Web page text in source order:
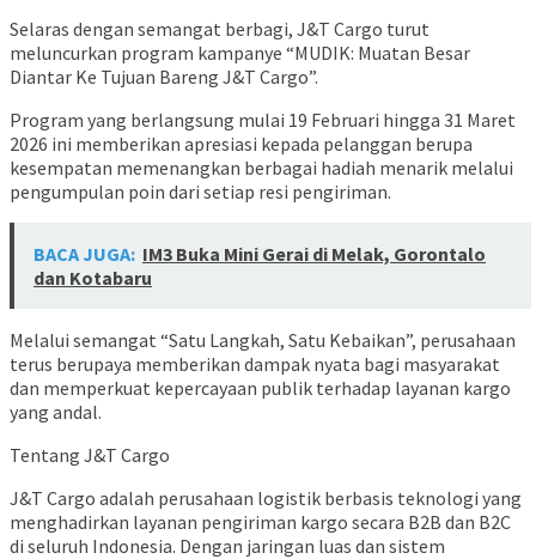
Selaras dengan semangat berbagi, J&T Cargo turut
meluncurkan program kampanye “MUDIK: Muatan Besar
Diantar Ke Tujuan Bareng J&T Cargo”.
Program yang berlangsung mulai 19 Februari hingga 31 Maret
2026 ini memberikan apresiasi kepada pelanggan berupa
kesempatan memenangkan berbagai hadiah menarik melalui
pengumpulan poin dari setiap resi pengiriman.
BACA JUGA: IM3 Buka Mini Gerai di Melak, Gorontalo
dan Kotabaru
Melalui semangat “Satu Langkah, Satu Kebaikan”, perusahaan
terus berupaya memberikan dampak nyata bagi masyarakat
dan memperkuat kepercayaan publik terhadap layanan kargo
yang andal.
Tentang J&T Cargo
J&T Cargo adalah perusahaan logistik berbasis teknologi yang
menghadirkan layanan pengiriman kargo secara B2B dan B2C
di seluruh Indonesia. Dengan jaringan luas dan sistem